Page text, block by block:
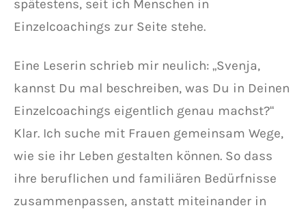
spätestens, seit ich Menschen in
Einzelcoachings zur Seite stehe.
Eine Leserin schrieb mir neulich: „Svenja,
kannst Du mal beschreiben, was Du in Deinen
Einzelcoachings eigentlich genau machst?“
Klar. Ich suche mit Frauen gemeinsam Wege,
wie sie ihr Leben gestalten können. So dass
ihre beruflichen und familiären Bedürfnisse
zusammenpassen, anstatt miteinander in